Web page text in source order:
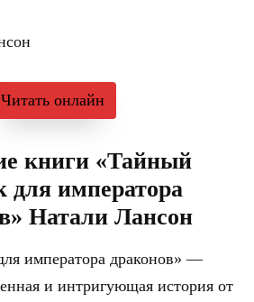
Читать онлайн
книги «Тайный
для императора
Натали Лансон
императора драконов» —
и интригующая история от